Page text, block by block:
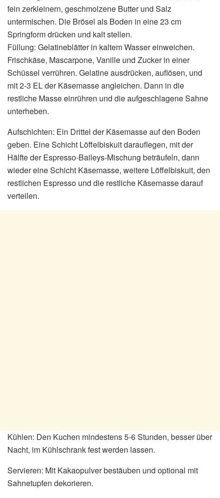
fein zerkleinern, geschmolzene Butter und Salz
untermischen. Die Brösel als Boden in eine 23 cm
Springform drücken und kalt stellen.
Füllung: Gelatineblätter in kaltem Wasser einweichen.
Frischkäse, Mascarpone, Vanille und Zucker in einer
Schüssel verrühren. Gelatine ausdrücken, auflösen, und
mit 2-3 EL der Käsemasse angleichen. Dann in die
restliche Masse einrühren und die aufgeschlagene Sahne
unterheben.
Aufschichten: Ein Drittel der Käsemasse auf den Boden
geben. Eine Schicht Löffelbiskuit darauflegen, mit der
Hälfte der Espresso-Baileys-Mischung beträufeln, dann
wieder eine Schicht Käsemasse, weitere Löffelbiskuit, den
restlichen Espresso und die restliche Käsemasse darauf
verteilen.
Kühlen: Den Kuchen mindestens 5-6 Stunden, besser über
Nacht, im Kühlschrank fest werden lassen.
Servieren: Mit Kakaopulver bestäuben und optional mit
Sahnetupfen dekorieren.